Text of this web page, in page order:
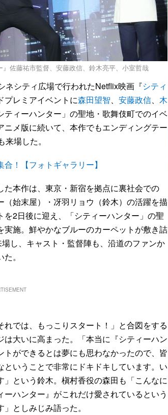
佐藤祐市監督、安藤政信、鈴木亮平、小室哲哉
ネシティ広場で行われたNetflix映画『シティ
プレミアイベントに森田望智、 安藤政信、 木
ティーハンター」の聖地・歌舞伎町でのイベ
メ版に続いて、本作でもエンディングテー
来場した。
！【フォトギャラリー】
本作は、東京・新宿を拠点に裏社会での
始末屋）・冴羽リョウ（鈴木）の活躍を描
2日後に迎え、「シティーハンター」の聖
施。鮮やかなブルーのカーペットが敷き詰
し、キャスト・監督陣も、沿道のファンか
。
では、もっこりスタート！」と合図をする
大いに高まった。「本当に『シティーハン
ができるとは夢にも思わなかったので、皆
いうことで非常にドキドキしています。い
という鈴木。槇村香役の森田も「こんなに
ハンター』がこれだけ愛されているという
としみじみ語った。